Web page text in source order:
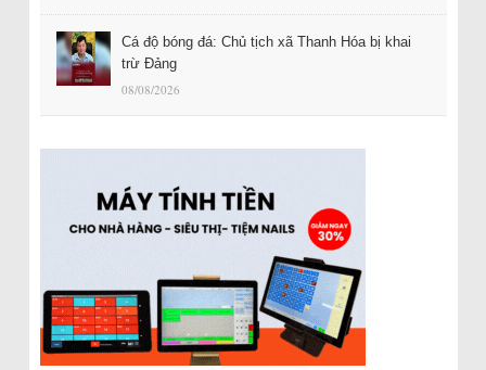
Cá độ bóng đá: Chủ tịch xã Thanh Hóa bị khai
trừ Đảng
08/08/2026